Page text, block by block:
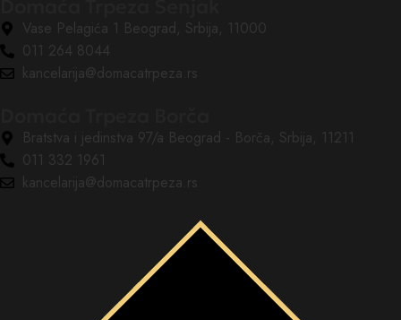
Vase Pelagića 1 Beograd, Srbija, 11000
011 264 8044
kancelarija@domacatrpeza.rs
Bratstva i jedinstva 97/a Beograd - Borča, Srbija, 11211
011 332 1961
kancelarija@domacatrpeza.rs